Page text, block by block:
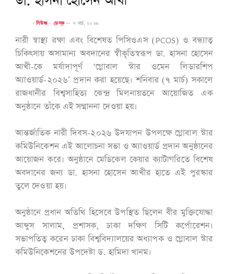
-নিউজ - ডেস্ক -- ৭ মার্চ, ২০২৬
নারী স্বাস্থ্য রক্ষা এবং বিশেষত পিসিওএস (PCOS) ও বন্ধ্যাত্ব
চিকিৎসায় অসামান্য অবদানের স্বীকৃতিস্বরূপ ডা. হাসনা হোসেন
আখী-কে মর্যাদাপূর্ণ ‘গ্লোবাল স্টার ওমেন লিডারশিপ
অ্যাওয়ার্ড-২০২৬’ প্রদান করা হয়েছে। শনিবার (৭ মার্চ) সকালে
রাজধানীর বিশ্বসাহিত্য কেন্দ্র মিলনায়তনে আয়োজিত এক
অনুষ্ঠানে তাঁকে এই সম্মাননা দেওয়া হয়।
আন্তর্জাতিক নারী দিবস-২০২৬ উদযাপন উপলক্ষে গ্লোবাল স্টার
কমিউনিকেশন এই আলোচনা সভা ও অ্যাওয়ার্ড প্রদান অনুষ্ঠানের
আয়োজন করে। অনুষ্ঠানে মেডিকেল কেয়ার ক্যাটাগরিতে বিশেষ
অবদানের জন্য ডা. হাসনা হোসেন আখীর হাতে এই পুরস্কার
তুলে দেওয়া হয়।
অনুষ্ঠানে প্রধান অতিথি হিসেবে উপস্থিত ছিলেন বীর মুক্তিযোদ্ধা
আব্দুস সালাম, প্রশাসক, ঢাকা দক্ষিণ সিটি কর্পোরেশন।
সভাপতিত্ব করেন ঢাকা বিশ্ববিদ্যালয়ের অধ্যাপক ও গ্লোবাল স্টার
কমিউনিকেশনের উপদেষ্টা ড. হামিদা খানম।